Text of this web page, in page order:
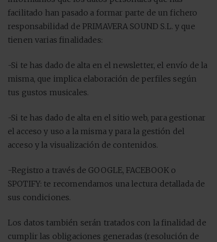
facilitado han pasado a formar parte de un fichero
responsabilidad de PRIMAVERA SOUND S.L. y que
tienen varias finalidades:
-Si te has dado de alta en el newsletter, el envío de la
misma, que implica elaboración de perfiles según
tus gustos musicales.
-Si te has dado de alta en el sitio web, para gestionar
el acceso y uso a la misma y para la gestión del
acceso y la visualización de contenidos.
-Registro a través de GOOGLE, FACEBOOK o
SPOTIFY: te recomendamos una lectura detallada de
sus condiciones.
Los datos también serán tratados con la finalidad de
cumplir las obligaciones generadas (resolución de